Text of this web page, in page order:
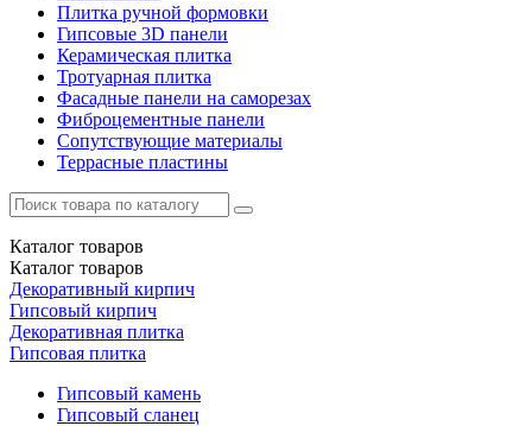
Плитка ручной формовки
Гипсовые 3D панели
Керамическая плитка
Тротуарная плитка
Фасадные панели на саморезах
Фиброцементные панели
Сопутствующие материалы
Террасные пластины
Каталог товаров
Каталог товаров
Декоративный кирпич
Гипсовый кирпич
Декоративная плитка
Гипсовая плитка
Гипсовый камень
Гипсовый сланец